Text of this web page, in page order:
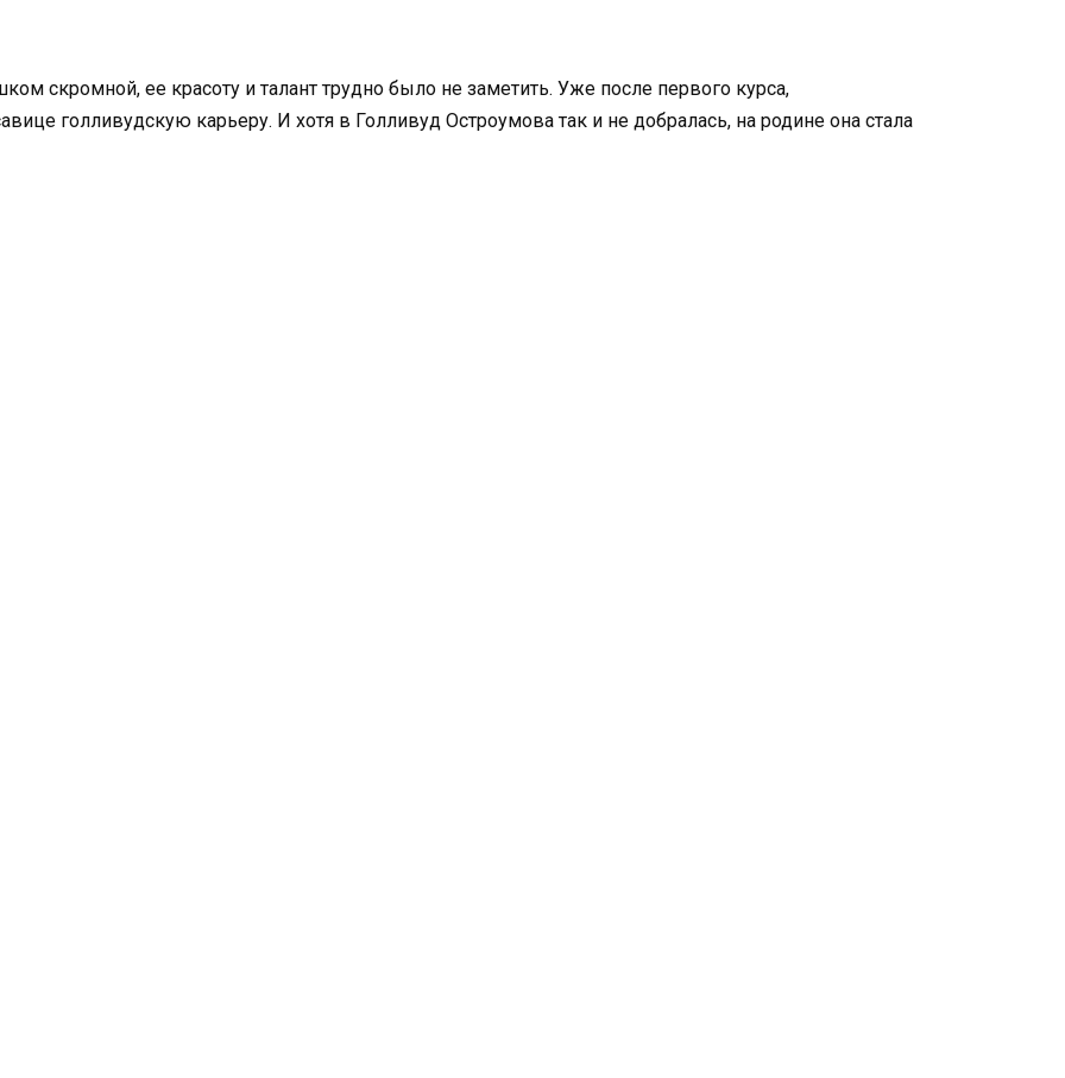
скромной, ее красоту и талант трудно было не заметить. Уже после первого курса,
голливудскую карьеру. И хотя в Голливуд Остроумова так и не добралась, на родине она стала